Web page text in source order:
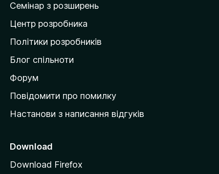
а
д
о
і
в
к
M
z
l
Семінар з розширень
Центр розробника
Політики розробників
Блог спільноти
Форум
Повідомити про помилку
Настанови з написання відгуків
Download
Download Firefox